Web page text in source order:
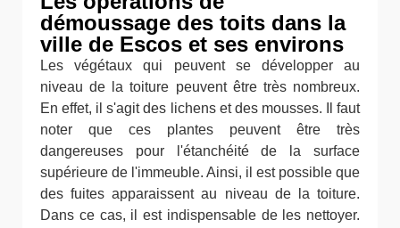
démoussage des toits dans la
ville de Escos et ses environs
Les végétaux qui peuvent se développer au
niveau de la toiture peuvent être très nombreux.
En effet, il s'agit des lichens et des mousses. Il faut
noter que ces plantes peuvent être très
dangereuses pour l'étanchéité de la surface
supérieure de l'immeuble. Ainsi, il est possible que
des fuites apparaissent au niveau de la toiture.
Dans ce cas, il est indispensable de les nettoyer.